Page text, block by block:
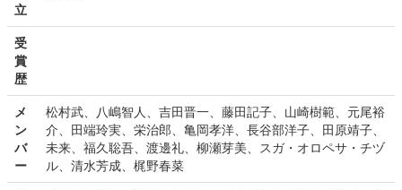
立
受
賞
歴
メ
ン
バ
ー
松村武、八嶋智人、吉田晋一、藤田記子、山崎樹範、元尾裕
介、田端玲実、栄治郎、亀岡孝洋、長谷部洋子、田原靖子、
未来、福久聡吾、渡邊礼、柳瀬芽美、スガ・オロペサ・チヅ
ル、清水芳成、梶野春菜